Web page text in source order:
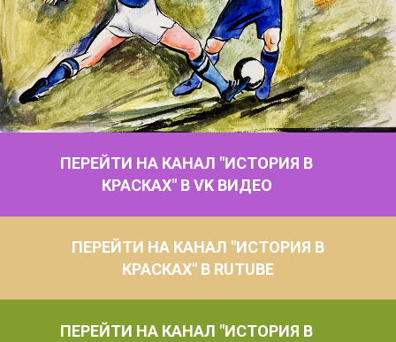
ПЕРЕЙТИ НА КАНАЛ "ИСТОРИЯ В
КРАСКАХ" В VK ВИДЕО
ПЕРЕЙТИ НА КАНАЛ "ИСТОРИЯ В
КРАСКАХ" В RUTUBE
ПЕРЕЙТИ НА КАНАЛ "ИСТОРИЯ В